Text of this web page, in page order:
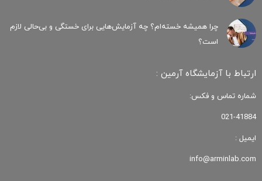
چرا همیشه خسته‌ام؟ چه آزمایش‌هایی برای خستگی و بی‌حالی لازم
است؟
ارتباط با آزمایشگاه آرمین :
شماره تماس و فکس:
021-41884
ایمیل :
info@arminlab.com